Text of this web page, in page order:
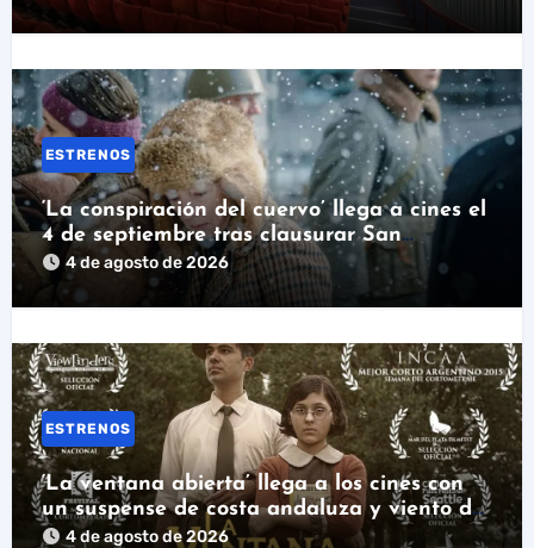
ESTRENOS
‘La conspiración del cuervo’ llega a cines el
4 de septiembre tras clausurar San
Sebastián
4 de agosto de 2026
ESTRENOS
‘La ventana abierta’ llega a los cines con
un suspense de costa andaluza y viento de
levante
4 de agosto de 2026